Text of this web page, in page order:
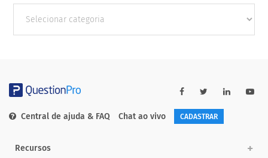
Categorias
Central de ajuda & FAQ Chat ao vivo CADASTRAR
Recursos